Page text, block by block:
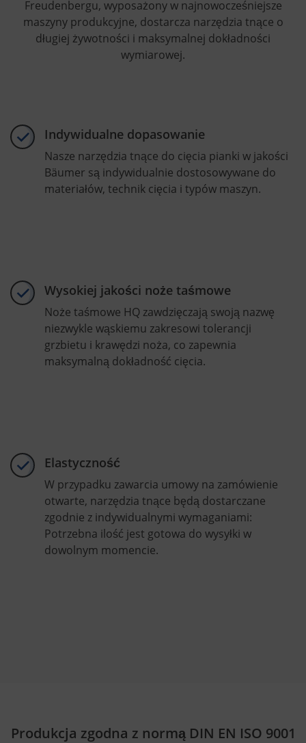
Freudenbergu, wyposażony w najnowocześniejsze
maszyny produkcyjne, dostarcza narzędzia tnące o
długiej żywotności i maksymalnej dokładności
wymiarowej.
Indywidualne dopasowanie
Nasze narzędzia tnące do cięcia pianki w jakości
Bäumer są indywidualnie dostosowywane do
materiałów, technik cięcia i typów maszyn.
Wysokiej jakości noże taśmowe
Noże taśmowe HQ zawdzięczają swoją nazwę
niezwykle wąskiemu zakresowi tolerancji
grzbietu i krawędzi noża, co zapewnia
maksymalną dokładność cięcia.
Elastyczność
W przypadku zawarcia umowy na zamówienie
otwarte, narzędzia tnące będą dostarczane
zgodnie z indywidualnymi wymaganiami:
Potrzebna ilość jest gotowa do wysyłki w
dowolnym momencie.
Produkcja zgodna z normą DIN EN ISO 9001